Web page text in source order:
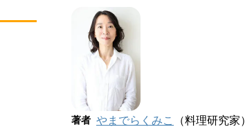
著者 やまでらくみこ （料理研究家）